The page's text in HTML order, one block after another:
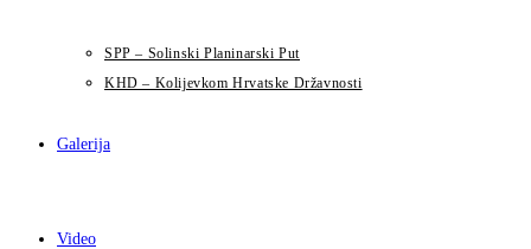
SPP – Solinski Planinarski Put
KHD – Kolijevkom Hrvatske Državnosti
Galerija
Video